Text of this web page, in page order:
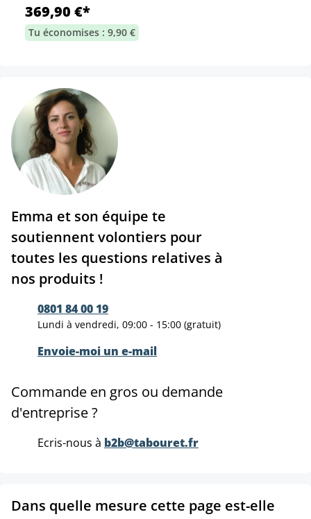
369,90 €*
Tu économises : 9,90 €
Emma et son équipe te
soutiennent volontiers pour
toutes les questions relatives à
nos produits !
0801 84 00 19
Lundi à vendredi, 09:00 - 15:00 (gratuit)
Envoie-moi un e-mail
Commande en gros ou demande
d'entreprise ?
Ecris-nous à b2b@tabouret.fr
Dans quelle mesure cette page est-elle